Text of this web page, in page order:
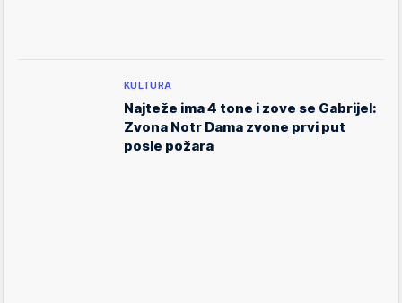
KULTURA
Najteže ima 4 tone i zove se Gabrijel:
Zvona Notr Dama zvone prvi put
posle požara